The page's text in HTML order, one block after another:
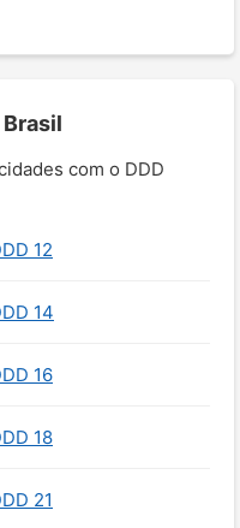
com o DDD
12
14
16
18
21